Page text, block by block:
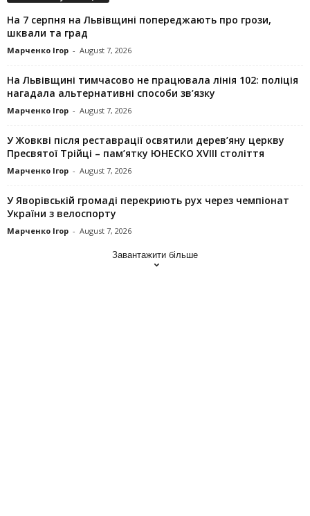
На 7 серпня на Львівщині попереджають про грози,
шквали та град
Марченко Ігор - August 7, 2026
На Львівщині тимчасово не працювала лінія 102: поліція
нагадала альтернативні способи зв’язку
Марченко Ігор - August 7, 2026
У Жовкві після реставрації освятили дерев’яну церкву
Пресвятої Трійці – пам’ятку ЮНЕСКО XVIII століття
Марченко Ігор - August 7, 2026
У Яворівській громаді перекриють рух через чемпіонат
України з велоспорту
Марченко Ігор - August 7, 2026
Завантажити більше